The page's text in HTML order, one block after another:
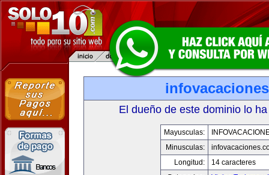
El dueño de este dominio lo
Mayusculas:
Minusculas:
Longitud:
14 caracteres